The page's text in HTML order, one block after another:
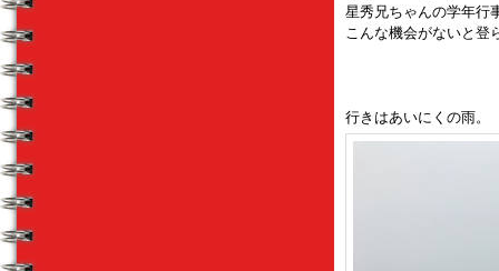
星秀兄ちゃんの学年行
こんな機会がないと登
行きはあいにくの雨。